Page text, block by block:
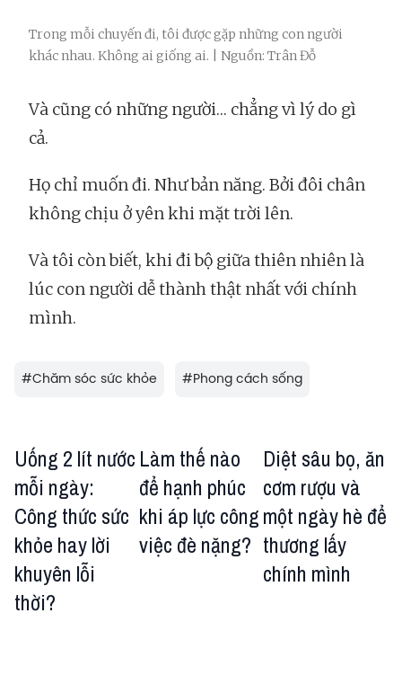
Trong mỗi chuyến đi, tôi được gặp những con người
khác nhau. Không ai giống ai. | Nguồn: Trân Đỗ
Và cũng có những người… chẳng vì lý do gì
cả.
Họ chỉ muốn đi. Như bản năng. Bởi đôi chân
không chịu ở yên khi mặt trời lên.
Và tôi còn biết, khi đi bộ giữa thiên nhiên là
lúc con người dễ thành thật nhất với chính
mình.
#Chăm sóc sức khỏe #Phong cách sống
Uống 2 lít nước
mỗi ngày:
Công thức sức
khỏe hay lời
khuyên lỗi
thời?
Làm thế nào
để hạnh phúc
khi áp lực công
việc đè nặng?
Diệt sâu bọ, ăn
cơm rượu và
một ngày hè để
thương lấy
chính mình